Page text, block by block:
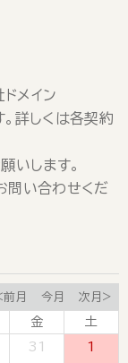
メイン
詳しくは各契約
いします。
問い合わせくだ
月 今月 次月>
金
土
31 1